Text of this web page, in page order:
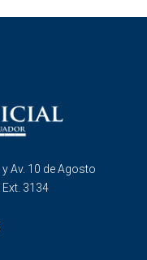
Av. 10 de Agosto
3134